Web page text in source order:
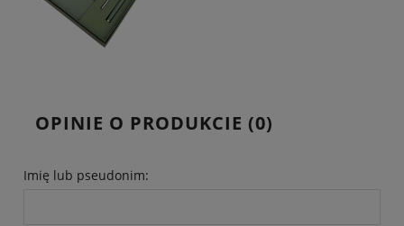
OPINIE O PRODUKCIE (0)
Imię lub pseudonim: